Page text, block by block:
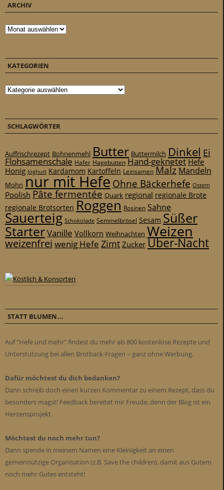
ARCHIV
Archiv
KATEGORIEN
Kategorien
SCHLAGWÖRTER
Auffrischrezept Bohnenmehl Butter Buttermilch Dinkel Ei
Flohsamenschale Hafer Hagebutten Hand-geknetet Hefe
Honig Joghurt Kardamom Kartoffeln Leinsamen Malz Mandeln
Mohn nur mit Hefe Ohne Bäckerhefe Ostern
Poolish Pâte fermentée Quark regional regionale Brote
regionale Brotsorten Roggen Rosinen Sahne
Sauerteig Schokolade Semmelbrösel Sesam Süßer
StarterVanille Vollkorn Weihnachten Weizen
weizenfrei wenig Hefe ZimtZuckerÜber-Nacht
STATT BLUMEN…
Auf “Hefe und mehr” findest du mehr als 800 kostenlose Rezepte und
Unterstützung bei allen Brotback-Fragen – ganz ohne Werbung.
Dafür möchtest du dich bedanken?
Dann schreib doch einen kurzen Kommentar zu einem Rezept, dass du
besonders magst! Feedback bereitet mir Freude, denn der Blog ist ein
Herzensprojekt.
Möchtest du noch mehr tun?
Dann spende in meinem Namen eine Kleinigkeit an einen
gemeinnützige Organisation (z.B. Save the children), damit aus Gutem
noch mehr Gutes entsteht!